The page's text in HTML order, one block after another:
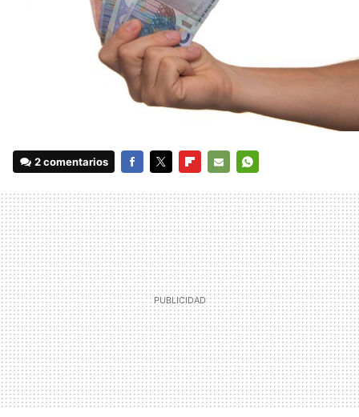
2 comentarios
MAIL